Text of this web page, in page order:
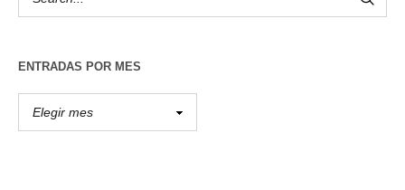
ENTRADAS POR MES